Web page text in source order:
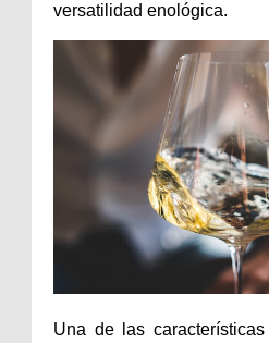
versatilidad enológica.
Una de las